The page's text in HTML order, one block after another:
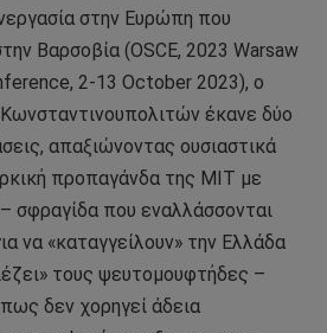
στην Ευρώπη που
Βαρσοβία (OSCE, 2023 Warsaw
2-13 October 2023), ο
έκανε δύο
απαξιώνοντας ουσιαστικά
προπαγάνδα της ΜΙΤ με
σφραγίδα που εναλλάσσονται
να «καταγγείλουν» την Ελλάδα
τους ψευτομουφτήδες –
δεν χορηγεί άδεια